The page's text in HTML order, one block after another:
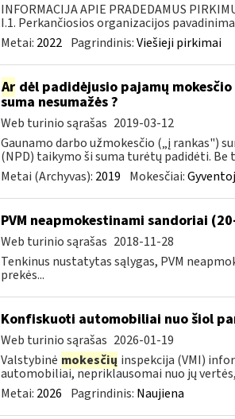
INFORMACIJA APIE PRADEDAMUS
I.1. Perkančiosios organizacijos
Metai: 2022 Pagrindinis:Viešieji pirkimai
Ardėl padidėjusio pajamų
suma nesumažės ?
Web turinio sąrašas 2019-03-12
Gaunamo darbo užmokesčio („į rankas")
(NPD) taikymo ši suma turėtų padidėti. Be
Metai (Archyvas): 2019 Mokesčiai:
PVM neapmokestinami sandoriai
Web turinio sąrašas 2018-11-28
Tenkinus nustatytas sąlygas, PVM
prekės...
Konfiskuoti automobiliai nuo šiol
Web turinio sąrašas 2026-01-19
Valstybinė mokesčių inspekcija (VMI)
automobiliai, nepriklausomai nuo jų vertės,
Metai: 2026 Pagrindinis: Naujiena